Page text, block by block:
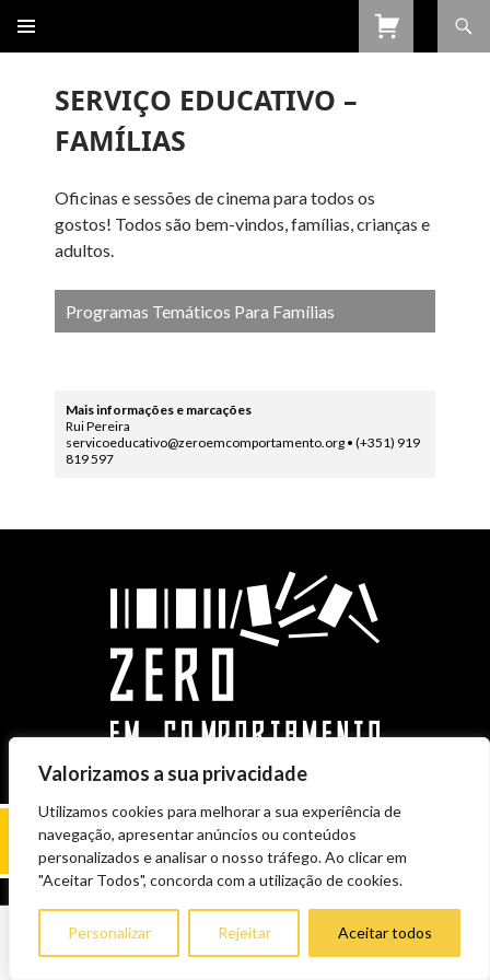
Valorizamos a sua privacidade
Utilizamos cookies para melhorar a sua experiência de
navegação, apresentar anúncios ou conteúdos
personalizados e analisar o nosso tráfego. Ao clicar em
"Aceitar Todos", concorda com a utilização de cookies.
Personalizar Rejeitar Aceitar todos
CONTEÚDO
SERVIÇO EDUCATIVO –
FAMÍLIAS
Oficinas e sessões de cinema para todos os
gostos! Todos são bem-vindos, famílias, crianças e
adultos.
Programas Temáticos Para Famílias
Mais informações e marcações
Rui Pereira
servicoeducativo@zeroemcomportamento.org • (+351) 919
819 597